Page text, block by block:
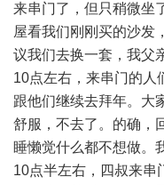
来串门了，但只稍微坐
屋看我们刚刚买的沙发
议我们去换一套，我父
10点左右，来串门的人
跟他们继续去拜年。大
舒服，不去了。的确，
睡懒觉什么都不想做。
10点半左右，四叔来串